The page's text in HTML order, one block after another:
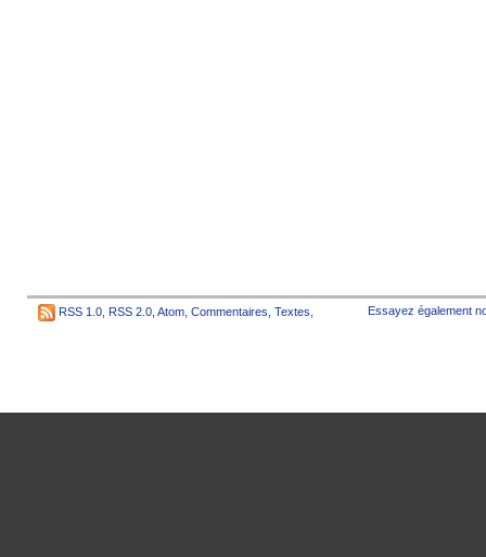
RSS 1.0 RSS 2.0 Atom Commentaires Textes Essayez également